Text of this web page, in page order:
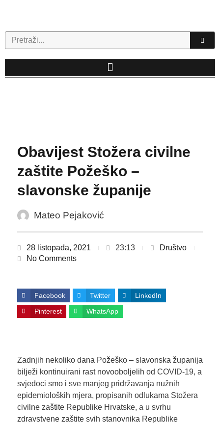
Search
Obavijest Stožera civilne
zaštite Požeško –
slavonske županije
Mateo Pejaković
28 listopada, 2021 23:13
Društvo
No Comments
Facebook Twitter LinkedIn
Pinterest WhatsApp
Zadnjih nekoliko dana Požeško – slavonska županija
bilježi kontinuirani rast novooboljelih od COVID-19, a
svjedoci smo i sve manjeg pridržavanja nužnih
epidemioloških mjera, propisanih odlukama Stožera
civilne zaštite Republike Hrvatske, a u svrhu
zdravstvene zaštite svih stanovnika Republike